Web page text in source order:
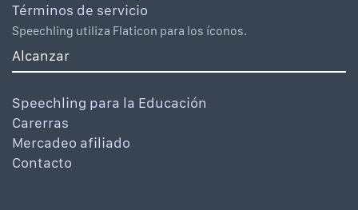
Términos de servicio
Speechling utiliza Flaticon para los íconos.
Alcanzar
Speechling para la Educación
Carerras
Mercadeo afiliado
Contacto